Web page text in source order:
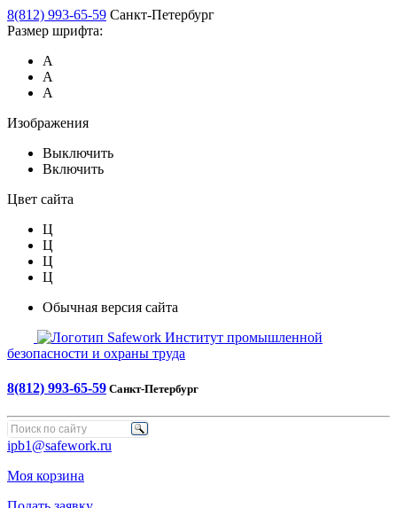
8(812) 993-65-59 Санкт-Петербург
Размер шрифта:
А
А
А
Изображения
Выключить
Включить
Цвет сайта
Ц
Ц
Ц
Ц
Обычная версия сайта
Safework Институт промышленной
безопасности и охраны труда
8(812) 993-65-59 Санкт-Петербург
ipb1@safework.ru
Моя корзина